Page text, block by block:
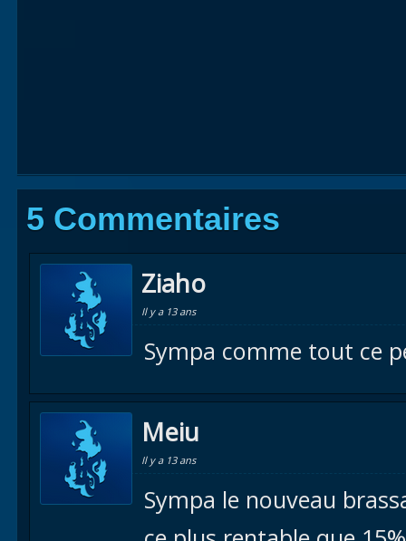
5 Commentaires
Ziaho
Il y a 13 ans
Sympa comme tout ce
Meiu
Il y a 13 ans
Sympa le nouveau